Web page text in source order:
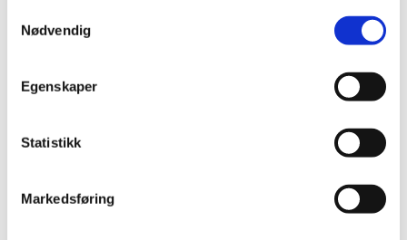
Nødvendig
Egenskaper
Statistikk
Markedsføring